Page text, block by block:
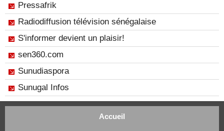
Pressafrik
Radiodiffusion télévision sénégalaise
S'informer devient un plaisir!
sen360.com
Sunudiaspora
Sunugal Infos
Accueil